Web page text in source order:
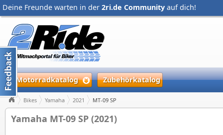
Deine Freunde warten in der 2ri.de Community auf dich!
Motorradkatalog Zubehörkatalog
Bikes Yamaha 2021 MT-09 SP
Yamaha MT-09 SP (2021)